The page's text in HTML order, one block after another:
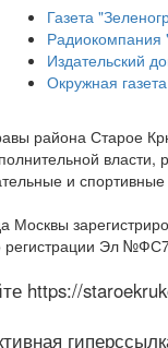
Газета
Радиокомпания
Издательский
Окружная
района Старое
и
Москвы
Эл
https://